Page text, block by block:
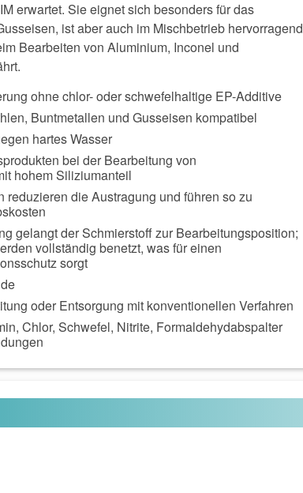
erwartet. Sie eignet sich besonders für das
ist aber auch im Mischbetrieb hervorragend
Bearbeiten von Aluminium, Inconel und
ohne chlor- oder schwefelhaltige EP-Additive
Buntmetallen und Gusseisen kompatibel
hartes Wasser
bei der Bearbeitung von
hohem Siliziumanteil
reduzieren die Austragung und führen so zu
gelangt der Schmierstoff zur Bearbeitungsposition;
vollständig benetzt, was für einen
sorgt
oder Entsorgung mit konventionellen Verfahren
Chlor, Schwefel, Nitrite, Formaldehydabspalter